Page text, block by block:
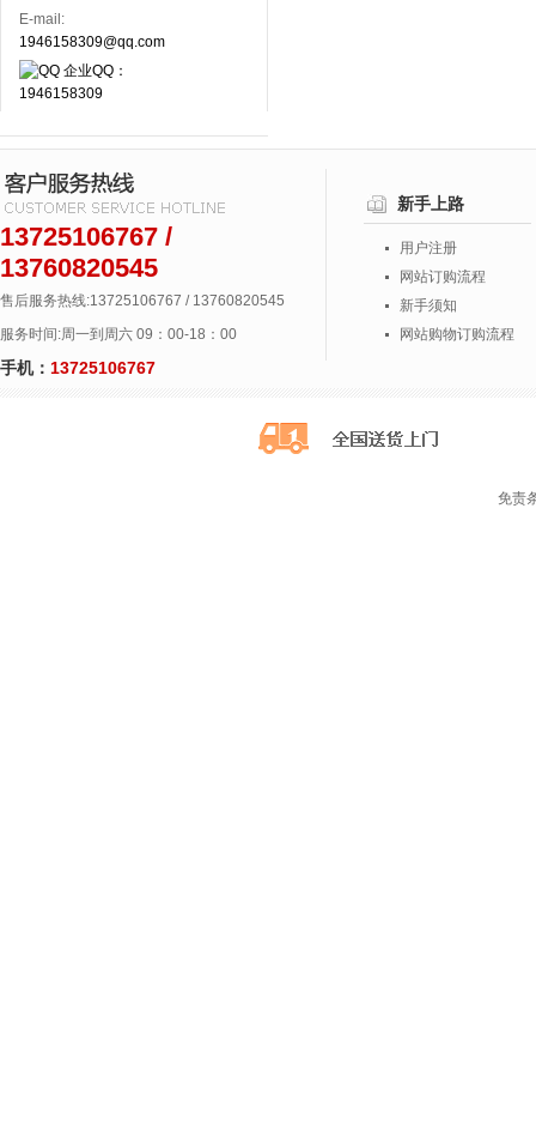
E-mail:
1946158309@qq.com
企业QQ：
1946158309
13725106767 /
13760820545
售后服务热线:13725106767 / 13760820545
服务时间:周一到周六 09：00-18：00
手机： 13725106767
新手上路
用户注册
网站订购流程
新手须知
网站购物订购流程
免责